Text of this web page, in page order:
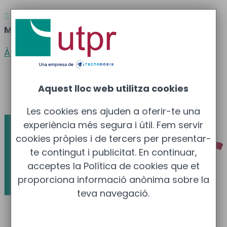
 Atenció al client
Madrid: 910 211 975
Àrea clients
Español
Aquest lloc web utilitza cookies
Les cookies ens ajuden a oferir-te una
experiència més segura i útil. Fem servir
cookies pròpies i de tercers per presentar-
te contingut i publicitat. En continuar,
acceptes la Política de cookies que et
proporciona informació anònima sobre la
teva navegació.